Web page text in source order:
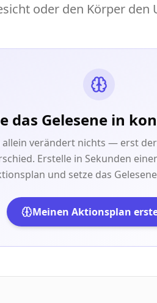
oder den Körper den
das Gelesene in
allein verändert nichts — erst
Erstelle in Sekunden
und setze das
Meinen Aktionsplan